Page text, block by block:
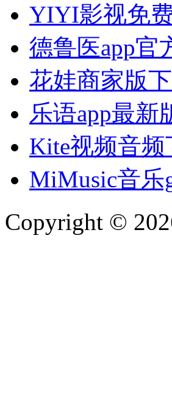
YIYI影视免
德鲁医app官
花娃商家版
乐语app最新
Kite视频音频
MiMusic音乐
Copyright ©